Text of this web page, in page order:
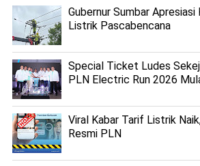
Gubernur Sumbar
Listrik Pascabencana
Special Ticket Ludes
PLN Electric Run 2026
Viral Kabar Tarif Listrik
Resmi PLN